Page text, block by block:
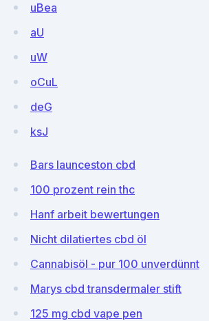
uBea
aU
uW
oCuL
deG
ksJ
Bars launceston cbd
100 prozent rein thc
Hanf arbeit bewertungen
Nicht dilatiertes cbd öl
Cannabisöl - pur 100 unverdünnt
Marys cbd transdermaler stift
125 mg cbd vape pen